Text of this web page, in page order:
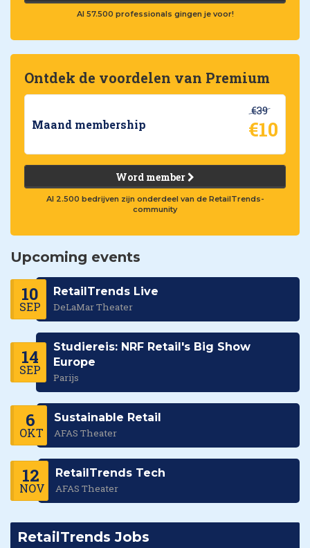
Al 57.500 professionals gingen je voor!
Ontdek de voordelen van Premium
Maand membership
€39
€10
Word member
Al 2.500 bedrijven zijn onderdeel van de RetailTrends-
community
Upcoming events
10
SEP
RetailTrends Live
DeLaMar Theater
14
SEP
Studiereis: NRF Retail's Big Show
Europe
Parijs
6
OKT
Sustainable Retail
AFAS Theater
12
NOV
RetailTrends Tech
AFAS Theater
RetailTrends Jobs